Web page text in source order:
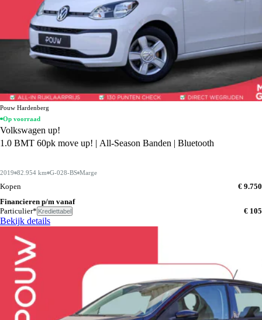
Pouw Hardenberg
Op voorraad
Volkswagen up!
1.0 BMT 60pk move up! | All-Season Banden | Bluetooth
2019 82.954 km G-028-BS Marge
Kopen
€ 9.750
Financieren p/m vanaf
Particulier* Krediettabel € 105
Bekijk details